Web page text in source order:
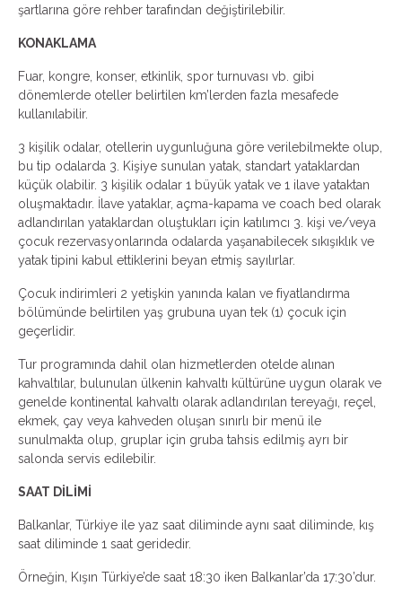
şartlarına göre rehber tarafından değiştirilebilir.
KONAKLAMA
Fuar, kongre, konser, etkinlik, spor turnuvası vb. gibi
dönemlerde oteller belirtilen km’lerden fazla mesafede
kullanılabilir.
3 kişilik odalar, otellerin uygunluğuna göre verilebilmekte olup,
bu tip odalarda 3. Kişiye sunulan yatak, standart yataklardan
küçük olabilir. 3 kişilik odalar 1 büyük yatak ve 1 ilave yataktan
oluşmaktadır. İlave yataklar, açma-kapama ve coach bed olarak
adlandırılan yataklardan oluştukları için katılımcı 3. kişi ve/veya
çocuk rezervasyonlarında odalarda yaşanabilecek sıkışıklık ve
yatak tipini kabul ettiklerini beyan etmiş sayılırlar.
Çocuk indirimleri 2 yetişkin yanında kalan ve fiyatlandırma
bölümünde belirtilen yaş grubuna uyan tek (1) çocuk için
geçerlidir.
Tur programında dahil olan hizmetlerden otelde alınan
kahvaltılar, bulunulan ülkenin kahvaltı kültürüne uygun olarak ve
genelde kontinental kahvaltı olarak adlandırılan tereyağı, reçel,
ekmek, çay veya kahveden oluşan sınırlı bir menü ile
sunulmakta olup, gruplar için gruba tahsis edilmiş ayrı bir
salonda servis edilebilir.
SAAT DİLİMİ
Balkanlar, Türkiye ile yaz saat diliminde aynı saat diliminde, kış
saat diliminde 1 saat geridedir.
Örneğin, Kışın Türkiye’de saat 18:30 iken Balkanlar’da 17:30’dur.